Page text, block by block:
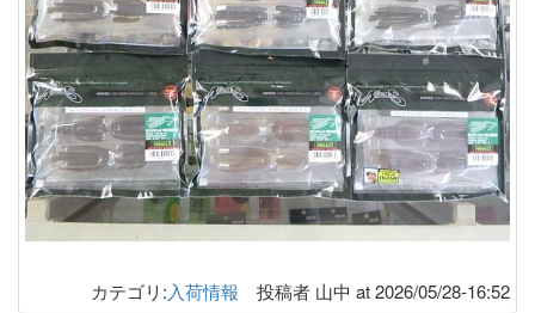
カテゴリ:入荷情報 投稿者 山中 at 2026/05/28-16:52